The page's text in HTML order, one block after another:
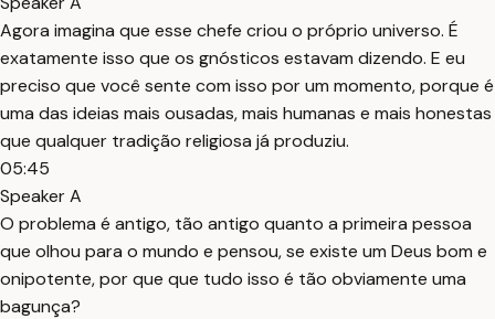
Agora imagina que esse chefe criou o próprio universo. É
exatamente isso que os gnósticos estavam dizendo. E eu
preciso que você sente com isso por um momento, porque é
uma das ideias mais ousadas, mais humanas e mais honestas
que qualquer tradição religiosa já produziu.
05:45
Speaker A
O problema é antigo, tão antigo quanto a primeira pessoa
que olhou para o mundo e pensou, se existe um Deus bom e
onipotente, por que que tudo isso é tão obviamente uma
bagunça?